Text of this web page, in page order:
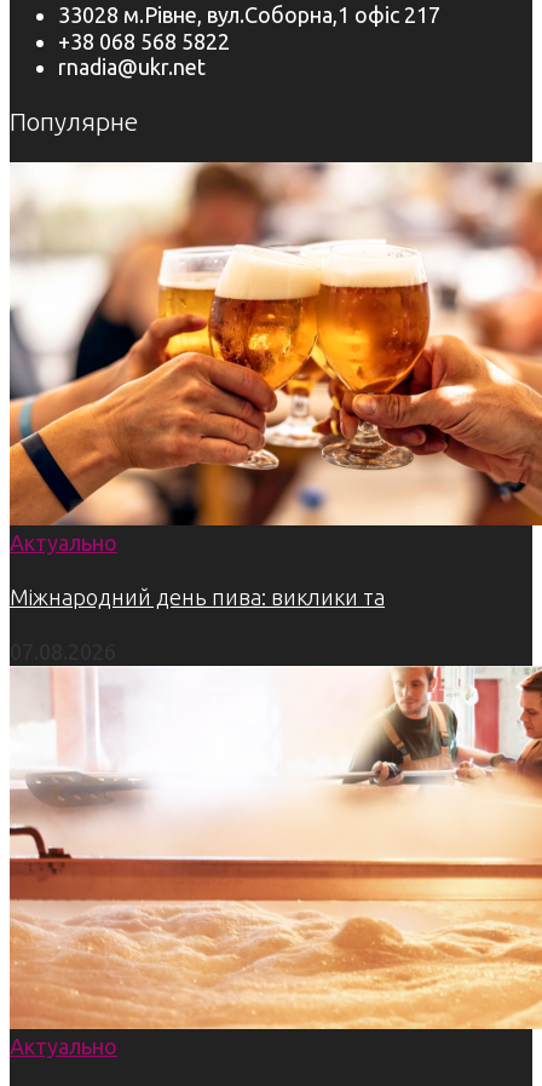
33028 м.Рівне, вул.Соборна,1 офіс 217
+38 068 568 5822
rnadia@ukr.net
Популярне
Актуально
Міжнародний день пива: виклики та
Актуально